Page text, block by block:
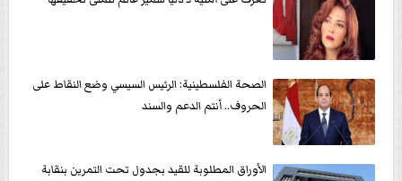
الصحة الفلسطينية: الرئيس السيسي وضع النقاط على
الحروف.. أنتم الدعم والسند
الأوراق المطلوبة للقيد بجدول تحت التمرين بنقابة